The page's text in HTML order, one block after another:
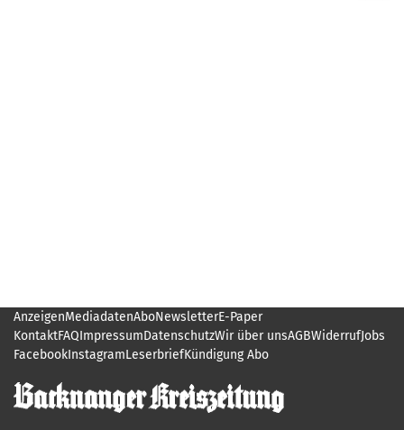
AnzeigenMediadatenAboNewsletterE-Paper
KontaktFAQImpressumDatenschutzWir über unsAGBWiderrufJobs
FacebookInstagramLeserbriefKündigung Abo